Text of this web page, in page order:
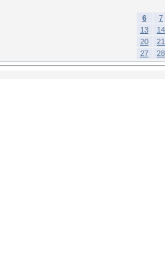
6
7
13
14
20
21
27
28